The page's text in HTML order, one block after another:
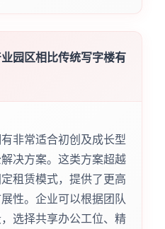
园区相比传统写字楼有
非常适合初创及成长型
决方案。这类方案超越
租赁模式，提供了更高
性。企业可以根据团队
选择共享办公工位、精